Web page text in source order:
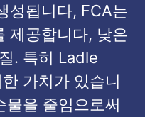
성됩니다, FCA는
제공합니다, 낮은
. 특히 Ladle
가치가 있습니
물을 줄임으로써